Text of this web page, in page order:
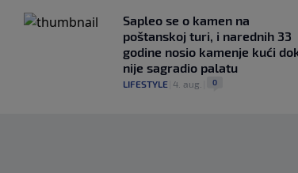
Saplео se o kamen na
poštanskoj turi, i narednih 33
godine nosio kamenje kući
nije sagradio palatu
LIFESTYLE| 4. aug. 0